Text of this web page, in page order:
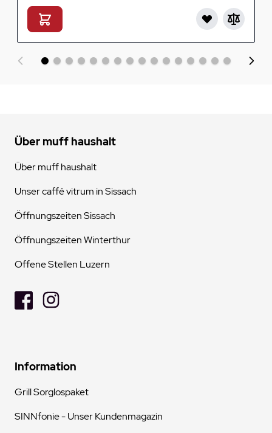
Über muff haushalt
Über muff haushalt
Unser caffé vitrum in Sissach
Öffnungszeiten Sissach
Öffnungszeiten Winterthur
Offene Stellen Luzern
Information
Grill Sorglospaket
SINNfonie - Unser Kundenmagazin